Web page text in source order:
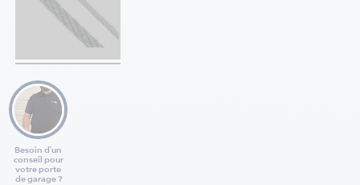
Besoin d'un
conseil pour
votre porte
de garage ?